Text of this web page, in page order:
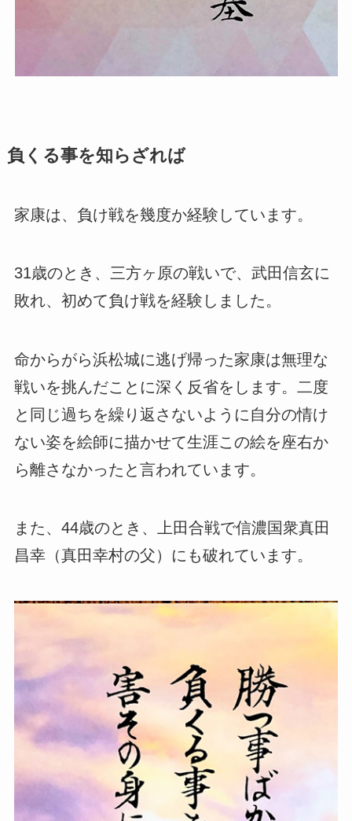
負くる事を知らざれば
家康は、負け戦を幾度か経験しています。
31歳のとき、三方ヶ原の戦いで、武田信玄に
敗れ、初めて負け戦を経験しました。
命からがら浜松城に逃げ帰った家康は無理な
戦いを挑んだことに深く反省をします。二度
と同じ過ちを繰り返さないように自分の情け
ない姿を絵師に描かせて生涯この絵を座右か
ら離さなかったと言われています。
また、44歳のとき、上田合戦で信濃国衆真田
昌幸（真田幸村の父）にも破れています。